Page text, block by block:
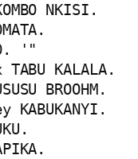
NKISI.
'"
KALALA.
BROOHM.